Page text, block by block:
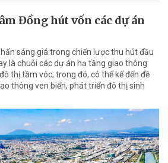
Đồng hút vốn các dự án
sáng giá trong chiến lược thu hút đầu
là chuỗi các dự án hạ tầng giao thông
thị tầm vóc; trong đó, có thể kể đến đề
thông ven biển, phát triển đô thị sinh